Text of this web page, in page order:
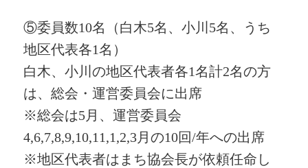
⑤委員数10名（白木5名、小川5名、うち
地区代表各1名）
白木、小川の地区代表者各1名計2名の方
は、総会・運営委員会に出席
※総会は5月、運営委員会
4,6,7,8,9,10,11,1,2,3月の10回/年への出席
※地区代表者はまち協会長が依頼任命し